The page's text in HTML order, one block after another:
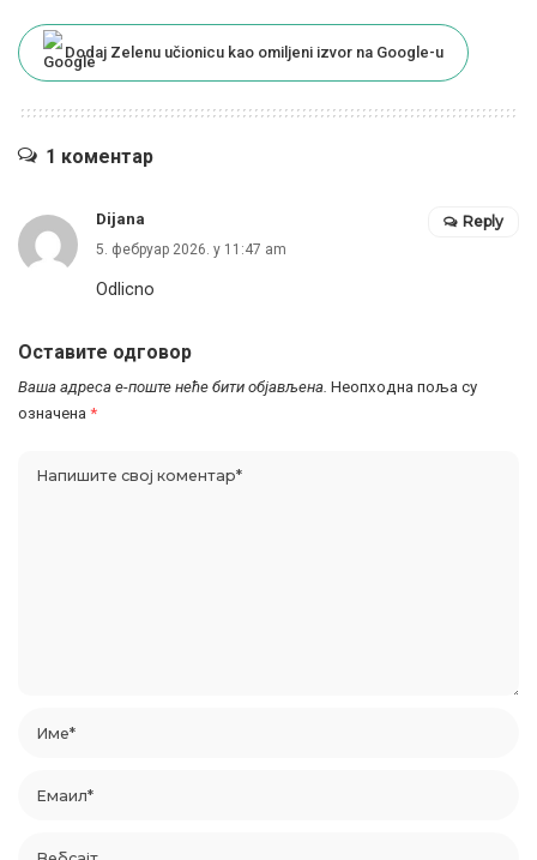
Dodaj Zelenu učionicu kao omiljeni izvor na Google-u
1 коментар
Dijana
5. фебруар 2026. у 11:47 am
Odlicno
Reply
Оставите одговор
Ваша адреса е-поште неће бити објављена. Неопходна поља су
означена *